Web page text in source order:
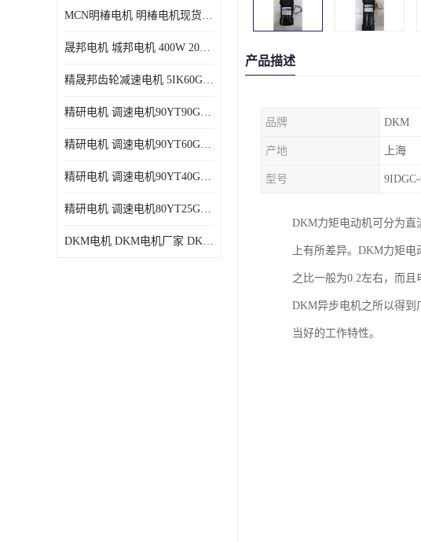
MCN明椿电机 明椿电机现货 明椿电机批发价格
晟邦电机 城邦电机 400W 200W 库电机 德大库 臂电机
精晟邦齿轮减速电机 5IK60GU-CF/5IK60RGU-CF调速电机厂家现货批发价格
精研电机 调速电机90YT90GV22厂家现货批发价格
精研电机 调速电机90YT60GV22厂家现货批发价格
精研电机 调速电机90YT40GV22厂家现货批发价格
精研电机 调速电机80YT25GV22厂家现货批发价格
DKM电机 DKM电机厂家 DKM减速机现货批发价格
产品描述
品牌 DKM
产地 上海
型号 9IDGC-
DKM力矩电动机可分为直
上有所差异。DKM力矩
之比一般为0.2左右，而且
DKM异步电机之所以得到
当好的工作特性。